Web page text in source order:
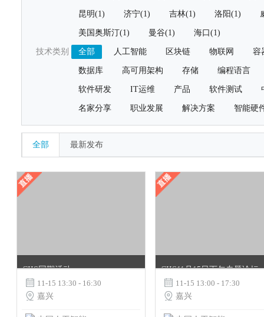
昆明(1) 济宁(1) 吉林(1) 洛阳(1)
美国奥斯汀(1) 曼谷(1) 海口(1)
技术类别 全部 人工智能 区块链 物联网 容
数据库 高可用架构 存储 编程语言
软件研发 IT运维 产品 软件测试
名家分享 职业发展 解决方案 智能硬
全部 最新发布
CIIS同期活动
 11-15 13:30 - 16:30
 嘉兴
CIIS11月15日下午专题论坛
 11-15 13:00 - 17:30
 嘉兴